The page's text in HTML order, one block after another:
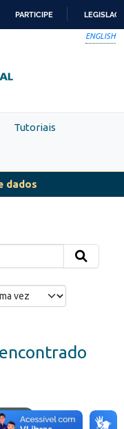
PARTICIPE
ENGLISH
Tutoriais
dados